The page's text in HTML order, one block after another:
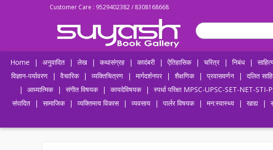
Customer Care : 9529402382 / 8308168668
Home | अनुवादित | लेख | कथासंग्रह | कादंबरी | ऐतिहासिक | चरित्र | निबंध |
विज्ञान-पर्यावरण
| वैचारिक | व्यक्तिचित्रण | मार्गदर्शनपर | शैक्षणिक | प्रवासवर्णन | दलित
|
आध्यात्मिक | संगीत विषयक | कायदेविषयक | स्पर्धा परिक्षा MPSC-UPSC-SET-NET-STI-
संपादित
| सामाजिक | व्यक्तिमत्व विकास | व्यवसाय | पार्लर विषयक | मन:स्वास्थ्य | खाद्य |